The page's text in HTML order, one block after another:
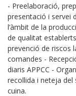
- Preelaboració,
presentació i servei
l’àmbit de la
de qualitat
prevenció de riscos
comandes -
diaris APPCC -
recollida i neteja del
cuina.